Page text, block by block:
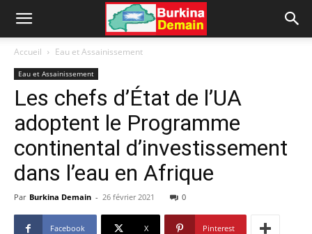
Accueil Eau et Assainissement
Eau et Assainissement
Les chefs d’État de l’UA
adoptent le Programme
continental d’investissement
dans l’eau en Afrique
Par Burkina Demain - 26 février 2021 0
Facebook X Pinterest